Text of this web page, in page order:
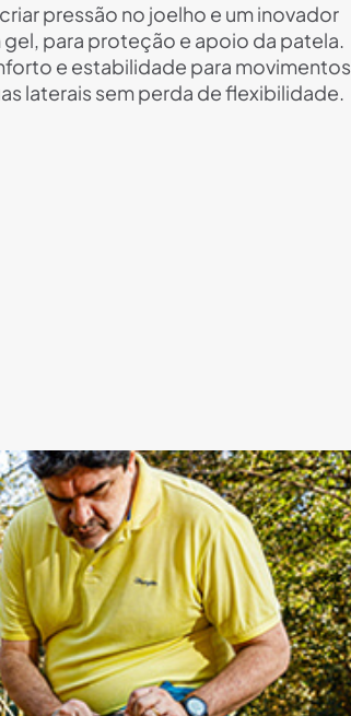
pressão no joelho e um inovador
para proteção e apoio da patela.
e estabilidade para movimentos
laterais sem perda de flexibilidade.